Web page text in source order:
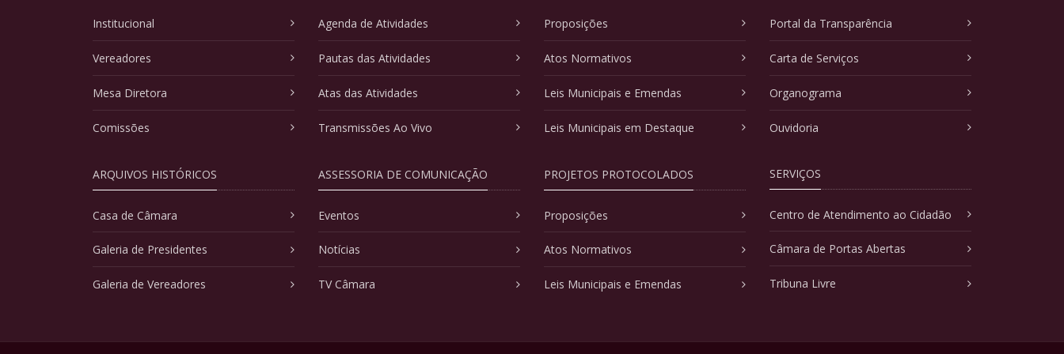
Institucional
Vereadores
Mesa Diretora
Comissões
ARQUIVOS HISTÓRICOS
Casa de Câmara
Galeria de Presidentes
Galeria de Vereadores
Agenda de Atividades
Pautas das Atividades
Atas das Atividades
Transmissões Ao Vivo
ASSESSORIA DE COMUNICAÇÃO
Eventos
Notícias
TV Câmara
Proposições
Atos Normativos
Leis Municipais e Emendas
Leis Municipais em Destaque
PROJETOS PROTOCOLADOS
Proposições
Atos Normativos
Leis Municipais e Emendas
Portal da Transparência
Carta de Serviços
Organograma
Ouvidoria
SERVIÇOS
Centro de Atendimento ao Cidadão
Câmara de Portas Abertas
Tribuna Livre